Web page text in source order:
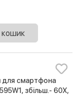
кошик
для смартфона
збільш.- 60Х,